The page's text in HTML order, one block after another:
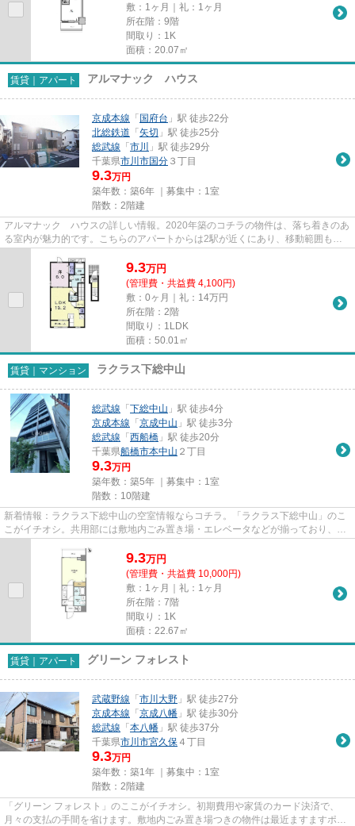
敷：1ヶ月｜礼：1ヶ月
所在階：9階
間取り：1K
面積：20.07㎡
賃貸｜アパート アルマナック ハウス
京成本線 「 国府台 」駅 徒歩22分
北総鉄道 「 矢切 」駅 徒歩25分
総武線 「 市川
」駅 徒歩29分
千葉県市川市国分 ３丁目
9.3万円
築年数：築6年 ｜募集中： 1室
階数：2階建
アルマナック ハウスの詳しい情報。2020年築のコチラの物件は、落ち着きのあ
る室内が魅力的です。こちらのアパートからは2駅が近くにあり、移動範囲も広
9.3万円
(管理費・共益費 4,100円)
敷：0ヶ月｜礼：14万円
所在階：2階
間取り：1LDK
面積：50.01㎡
賃貸｜マンション ラクラス下総中山
総武線 「 下総中山 」駅 徒歩4分
京成本線 「 京成中山 」駅 徒歩3分
総武線 「 西船橋 」駅 徒歩20分
千葉県船橋市本中山 ２丁目
9.3万円
築年数：築5年 ｜募集中： 1室
階数：10階建
新着情報：ラクラス下総中山の空室情報ならコチラ。「ラクラス下総中山」のこ
こがイチオシ。共用部には敷地内ごみ置き場・エレベータなどが揃っており、と
9.3万円
(管理費・共益費 10,000円)
敷：1ヶ月｜礼：1ヶ月
所在階：7階
間取り：1K
面積：22.67㎡
賃貸｜アパート グリーン フォレスト
武蔵野線 「 市川大野 」駅 徒歩27分
京成本線 「 京成八幡 」駅 徒歩30分
総武線 「 本八幡 」駅 徒歩37分
千葉県市川市宮久保 ４丁目
9.3万円
築年数：築1年 ｜募集中： 1室
階数：2階建
「グリーン フォレスト」のここがイチオシ。初期費用や家賃のカード決済で、
月々の支払の手間を省けます。敷地内ごみ置き場つきの物件は最近ますますポピ